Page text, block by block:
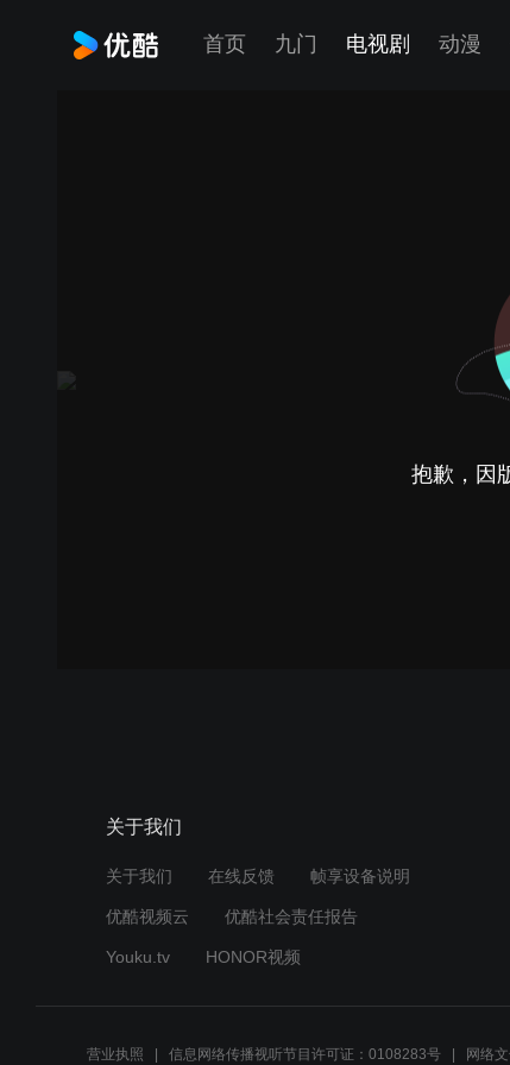
首页 九门 电视剧 动漫
抱歉，因
关于我们
关于我们 在线反馈 帧享设备说明
优酷视频云 优酷社会责任报告
Youku.tv HONOR视频
营业执照 信息网络传播视听节目许可证：0108283号 网络